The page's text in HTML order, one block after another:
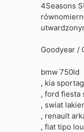
4Seasons
Goodyear /
bmw 750ld
, kia
, ford fiesta
, swiat
, renault
, fiat tipo